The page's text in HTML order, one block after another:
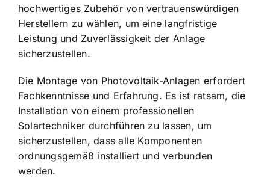
hochwertiges Zubehör von vertrauenswürdigen
Herstellern zu wählen, um eine langfristige
Leistung und Zuverlässigkeit der Anlage
sicherzustellen.
Die Montage von Photovoltaik-Anlagen erfordert
Fachkenntnisse und Erfahrung. Es ist ratsam, die
Installation von einem professionellen
Solartechniker durchführen zu lassen, um
sicherzustellen, dass alle Komponenten
ordnungsgemäß installiert und verbunden
werden.